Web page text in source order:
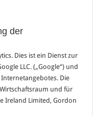
der
Dies ist ein Dienst zur
LLC. („Google“) und
Die
und für
Ireland Limited, Gordon